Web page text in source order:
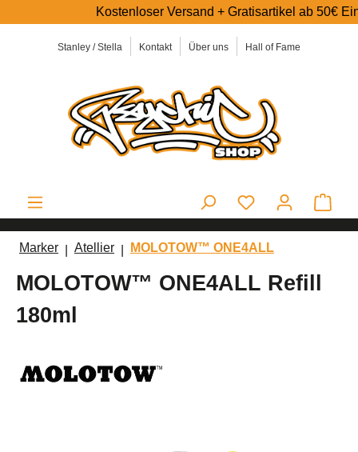
Stanley / Stella Kontakt Über uns Hall of Fame
Kostenloser Versand + Gratisartikel ab 50€
Marker Atellier MOLOTOW™ ONE4ALL
MOLOTOW™ ONE4ALL Refill
180ml